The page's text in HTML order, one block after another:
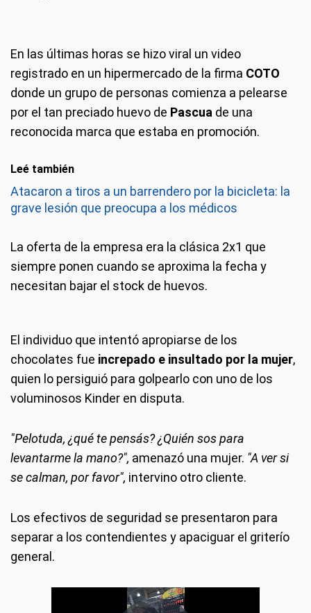
En las últimas horas se hizo viral un video
registrado en un hipermercado de la firma COTO
donde un grupo de personas comienza a pelearse
por el tan preciado huevo de Pascua de una
reconocida marca que estaba en promoción.
Leé también
Atacaron a tiros a un barrendero por la bicicleta: la
grave lesión que preocupa a los médicos
La oferta de la empresa era la clásica 2x1 que
siempre ponen cuando se aproxima la fecha y
necesitan bajar el stock de huevos.
El individuo que intentó apropiarse de los
chocolates fue increpado e insultado por la mujer,
quien lo persiguió para golpearlo con uno de los
voluminosos Kinder en disputa.
"Pelotuda, ¿qué te pensás? ¿Quién sos para
levantarme la mano?", amenazó una mujer. "A ver si
se calman, por favor", intervino otro cliente.
Los efectivos de seguridad se presentaron para
separar a los contendientes y apaciguar el griterío
general.